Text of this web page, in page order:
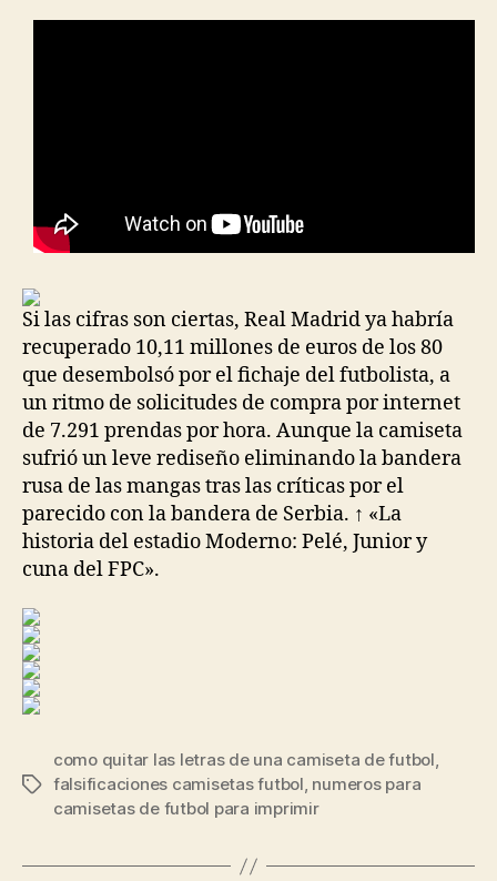
Si las cifras son ciertas, Real Madrid ya habría
recuperado 10,11 millones de euros de los 80
que desembolsó por el fichaje del futbolista, a
un ritmo de solicitudes de compra por internet
de 7.291 prendas por hora. Aunque la camiseta
sufrió un leve rediseño eliminando la bandera
rusa de las mangas tras las críticas por el
parecido con la bandera de Serbia. ↑ «La
historia del estadio Moderno: Pelé, Junior y
cuna del FPC».
Etiquetas
como quitar las letras de una camiseta de futbol,
falsificaciones camisetas futbol, numeros para
camisetas de futbol para imprimir